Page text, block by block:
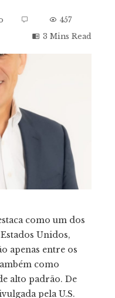
457
3 Mins Read
como um dos
Unidos,
apenas entre os
como
alto padrão. De
pela U.S.